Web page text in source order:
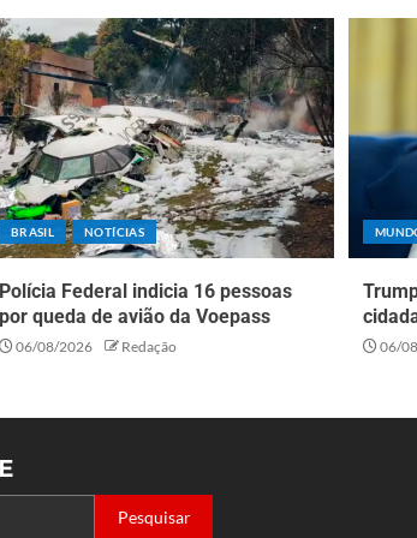
BRASIL NOTÍCIAS
Polícia Federal indicia 16 pessoas
por queda de avião da Voepass
06/08/2026 Redação 06/